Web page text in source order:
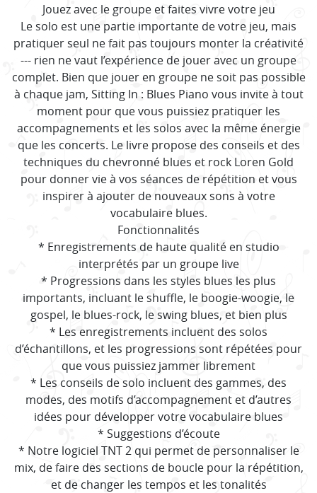
Jouez avec le groupe et faites vivre votre jeu
Le solo est une partie importante de votre jeu, mais
pratiquer seul ne fait pas toujours monter la créativité
--- rien ne vaut l’expérience de jouer avec un groupe
complet. Bien que jouer en groupe ne soit pas possible
à chaque jam, Sitting In : Blues Piano vous invite à tout
moment pour que vous puissiez pratiquer les
accompagnements et les solos avec la même énergie
que les concerts. Le livre propose des conseils et des
techniques du chevronné blues et rock Loren Gold
pour donner vie à vos séances de répétition et vous
inspirer à ajouter de nouveaux sons à votre
vocabulaire blues.
Fonctionnalités
* Enregistrements de haute qualité en studio
interprétés par un groupe live
* Progressions dans les styles blues les plus
importants, incluant le shuffle, le boogie-woogie, le
gospel, le blues-rock, le swing blues, et bien plus
* Les enregistrements incluent des solos
d’échantillons, et les progressions sont répétées pour
que vous puissiez jammer librement
* Les conseils de solo incluent des gammes, des
modes, des motifs d’accompagnement et d’autres
idées pour développer votre vocabulaire blues
* Suggestions d’écoute
* Notre logiciel TNT 2 qui permet de personnaliser le
mix, de faire des sections de boucle pour la répétition,
et de changer les tempos et les tonalités